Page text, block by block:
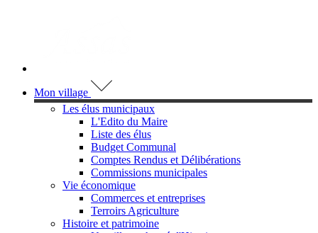
Mon village
Les élus municipaux
L'Edito du Maire
Liste des élus
Budget Communal
Comptes Rendus et Délibérations
Commissions municipales
Vie économique
Commerces et entreprises
Terroirs Agriculture
Histoire et patrimoine